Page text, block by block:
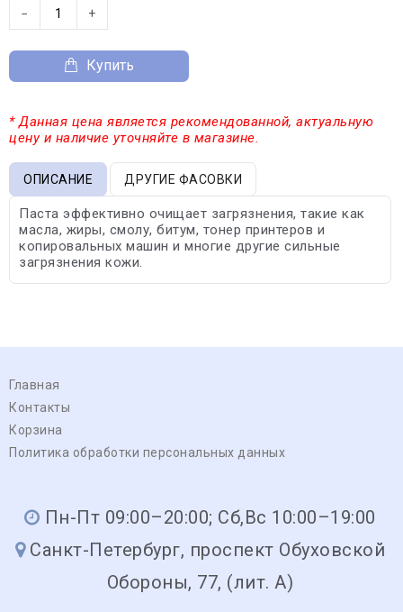
− +
Купить
* Данная цена является рекомендованной, актуальную
цену и наличие уточняйте в магазине.
ОПИСАНИЕ ДРУГИЕ ФАСОВКИ
Паста эффективно очищает загрязнения, такие как
масла, жиры, смолу, битум, тонер принтеров и
копировальных машин и многие другие сильные
загрязнения кожи.
Главная
Контакты
Корзина
Политика обработки персональных данных
Пн-Пт 09:00–20:00; Сб,Вс 10:00–19:00
Санкт-Петербург, проспект Обуховской
Обороны, 77, (лит. А)